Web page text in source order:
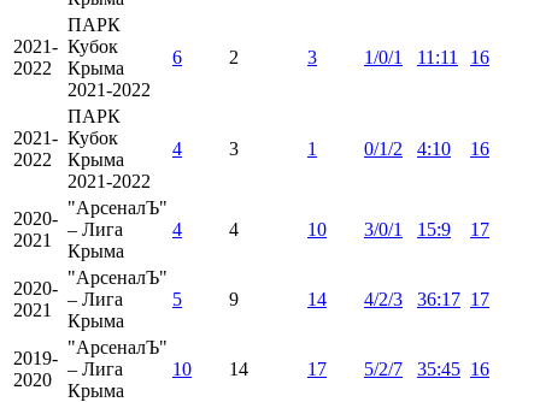
2021-
2022
ПАРК
Кубок
Крыма
2021-2022
6 2 3 1/0/1 11:11 16
2021-
2022
ПАРК
Кубок
Крыма
2021-2022
4 3 1 0/1/2 4:10 16
2020-
2021
"АрсеналЪ"
– Лига
Крыма
4 4 10 3/0/1 15:9 17
2020-
2021
"АрсеналЪ"
– Лига
Крыма
5 9 14 4/2/3 36:17 17
2019-
2020
"АрсеналЪ"
– Лига
Крыма
10 14 17 5/2/7 35:45 16